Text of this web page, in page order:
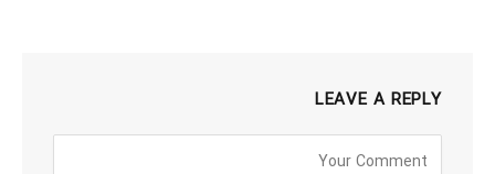
LEAVE A REPLY